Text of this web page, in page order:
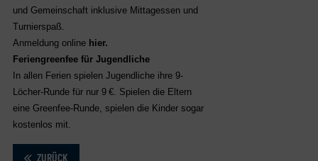
und Gemeinschaft inklusive Mittagessen und
Turnierspaß.
Anmeldung online hier.
Feriengreenfee für Jugendliche
In allen Ferien spielen Jugendliche ihre 9-
Löcher-Runde für nur 9 €. Spielen die Eltern
eine Greenfee-Runde, spielen die Kinder sogar
kostenlos mit.
ZURÜCK